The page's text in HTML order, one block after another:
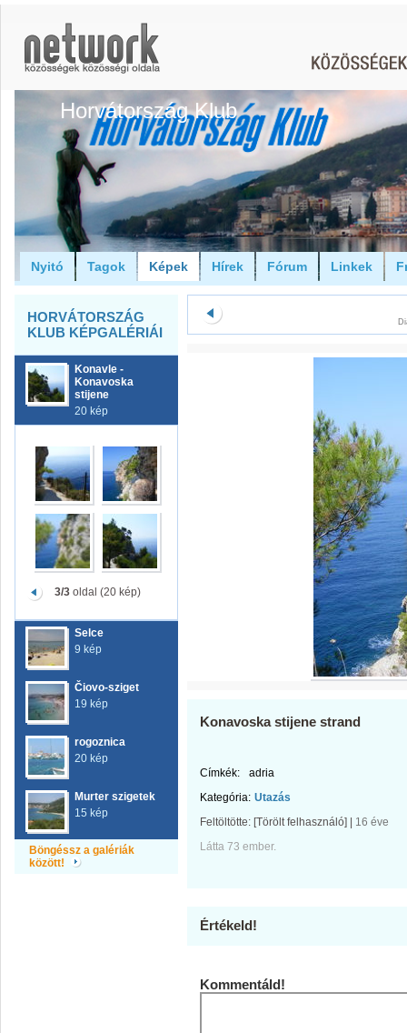
Horvátország Klub
Nyitó Tagok Képek Hírek Fórum Linkek
HORVÁTORSZÁG
KLUB KÉPGALÉRIÁI
Konavle -
Konavoska
stijene
20 kép
3/3oldal (20 kép)
Selce
9 kép
Čiovo-sziget
19 kép
rogoznica
20 kép
Murter szigetek
15 kép
Böngéssz a galériák
között!
Konavoska stijene strand
Címkék:
adria
Kategória: Utazás
Feltöltötte: [Törölt felhasználó]
16 éve
Látta 73 ember.
Értékeld!
Kommentáld!